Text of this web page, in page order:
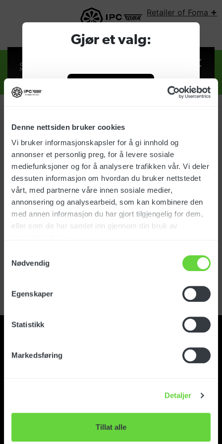
Denne nettsiden bruker cookies
Vi bruker informasjonskapsler for å gi innhold og
annonser et personlig preg, for å levere sosiale
mediefunksjoner og for å analysere trafikken vår. Vi deler
dessuten informasjon om hvordan du bruker nettstedet
vårt, med partnerne våre innen sosiale medier,
annonsering og analysearbeid, som kan kombinere den
med annen informasjon du har gjort tilgjengelig for dem,
eller som de har samlet inn gjennom din bruk av
Nødvendig
Egenskaper
Statistikk
Markedsføring
Detaljer
Tillat alle
Gjør et valg:
Consumer
Retailer of Foma +
SELECT COUNTRY:
Sign in
Sign in
Username:
Password:
About Foma Norge